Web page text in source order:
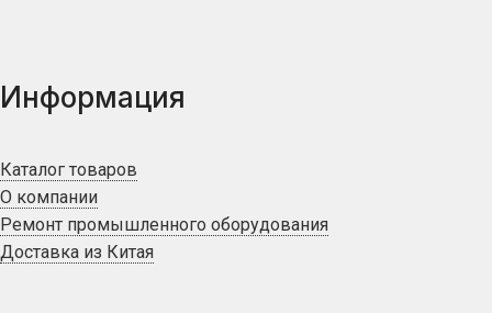
Информация
Каталог товаров
О компании
Ремонт промышленного оборудования
Доставка из Китая